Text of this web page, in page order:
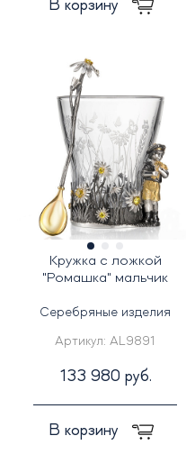
В корзину
Кружка с ложкой
"Ромашка" мальчик
Серебряные изделия
Артикул:AL9891
133 980 руб.
В корзину